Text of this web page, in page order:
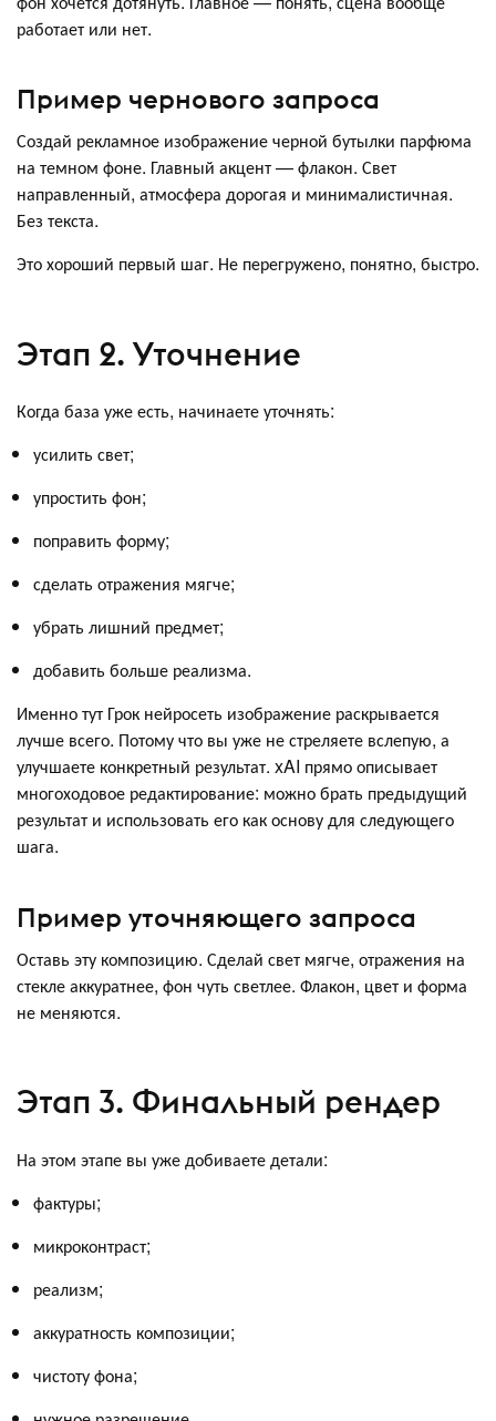
работает или нет.
Пример чернового запроса
Создай рекламное изображение черной бутылки парфюма
на темном фоне. Главный акцент — флакон. Свет
направленный, атмосфера дорогая и минималистичная.
Без текста.
Это хороший первый шаг. Не перегружено, понятно, быстро.
Этап 2. Уточнение
Когда база уже есть, начинаете уточнять:
усилить свет;
упростить фон;
поправить форму;
сделать отражения мягче;
убрать лишний предмет;
добавить больше реализма.
Именно тут Грок нейросеть изображение раскрывается
лучше всего. Потому что вы уже не стреляете вслепую, а
улучшаете конкретный результат. xAI прямо описывает
многоходовое редактирование: можно брать предыдущий
результат и использовать его как основу для следующего
шага.
Пример уточняющего запроса
Оставь эту композицию. Сделай свет мягче, отражения на
стекле аккуратнее, фон чуть светлее. Флакон, цвет и форма
не меняются.
Этап 3. Финальный рендер
На этом этапе вы уже добиваете детали:
фактуры;
микроконтраст;
реализм;
аккуратность композиции;
чистоту фона;